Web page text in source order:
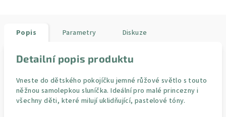
Popis Parametry Diskuze
Detailní popis produktu
Vneste do dětského pokojíčku jemné růžové světlo s touto
něžnou samolepkou sluníčka. Ideální pro malé princezny i
všechny děti, které milují uklidňující, pastelové tóny.